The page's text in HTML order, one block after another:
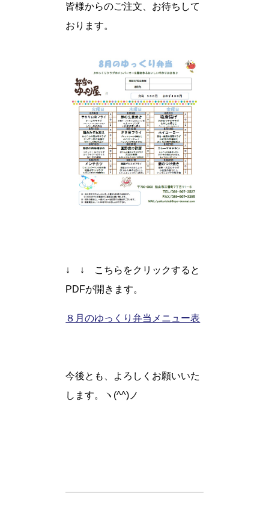
皆様からのご注文、お待ちして
おります。
↓ ↓ こちらをクリックすると
PDFが開きます。
８月のゆっくり弁当メニュー表
今後とも、よろしくお願いいた
します。ヽ(^^)ノ